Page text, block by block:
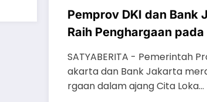
Pemprov DKI dan Bank
Raih Penghargaan pada
SATYABERITA - Pemerintah
akarta dan Bank Jakarta
rgaan dalam ajang Cita Loka…